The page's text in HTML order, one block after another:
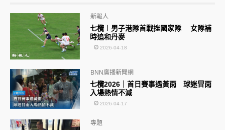
七欖︱男子港隊首戰挫國家隊 女隊補
時追和丹麥
新報人
2026-04-18
七欖2026｜首日賽事遇黃雨 球迷冒雨
入場熱情不減
BNN廣播新聞網
2026-04-17
專題